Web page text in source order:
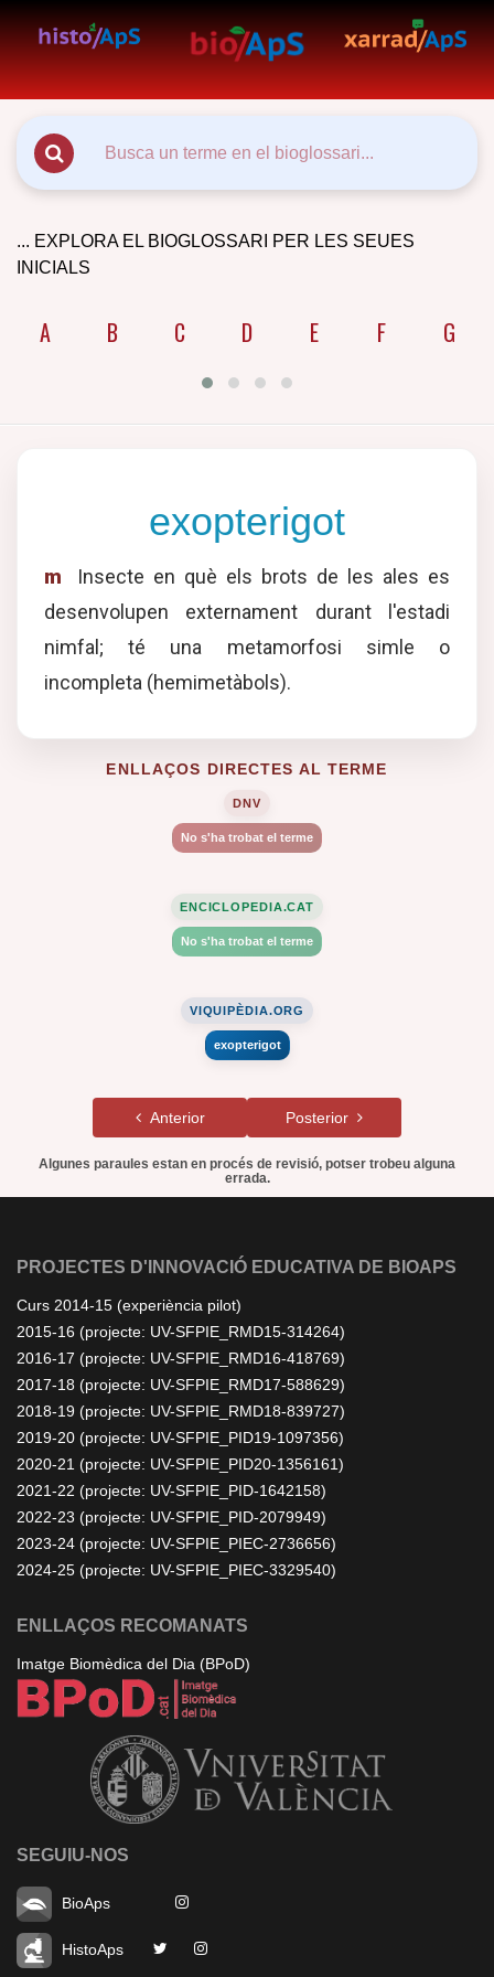
... EXPLORA EL BIOGLOSSARI PER LES SEUES
INICIALS
A B C D E F G
exopterigot
m
Insecte en què els brots de les ales es
desenvolupen externament durant l'estadi
nimfal; té una metamorfosi simle o
incompleta (hemimetàbols).
ENLLAÇOS DIRECTES AL TERME
DNV
No s'ha trobat el terme
ENCICLOPEDIA.CAT
No s'ha trobat el terme
VIQUIPÈDIA.ORG
exopterigot
Anterior Posterior
Algunes paraules estan en procés de revisió, potser trobeu alguna
errada.
PROJECTES D'INNOVACIÓ EDUCATIVA DE BIOAPS
Curs 2014-15 (experiència pilot)
2015-16 (projecte: UV-SFPIE_RMD15-314264)
2016-17 (projecte: UV-SFPIE_RMD16-418769)
2017-18 (projecte: UV-SFPIE_RMD17-588629)
2018-19 (projecte: UV-SFPIE_RMD18-839727)
2019-20 (projecte: UV-SFPIE_PID19-1097356)
2020-21 (projecte: UV-SFPIE_PID20-1356161)
2021-22 (projecte: UV-SFPIE_PID-1642158)
2022-23 (projecte: UV-SFPIE_PID-2079949)
2023-24 (projecte: UV-SFPIE_PIEC-2736656)
2024-25 (projecte: UV-SFPIE_PIEC-3329540)
ENLLAÇOS RECOMANATS
Imatge Biomèdica del Dia (BPoD)
SEGUIU-NOS
BioAps
HistoAps